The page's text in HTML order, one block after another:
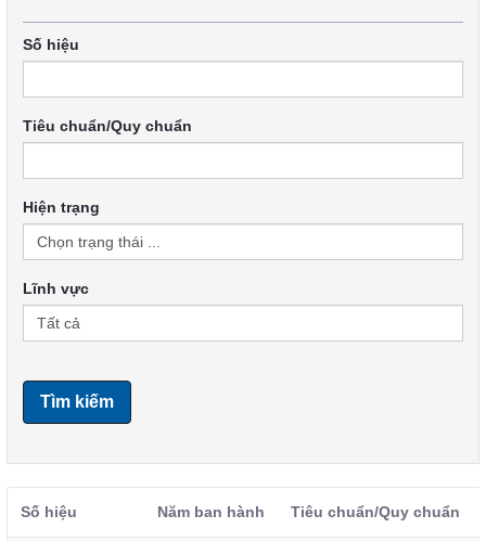
Số hiệu
Tiêu chuẩn/Quy chuẩn
Hiện trạng
Lĩnh vực
Tìm kiếm
Số hiệu Năm ban hành Tiêu chuẩn/Quy chuẩn